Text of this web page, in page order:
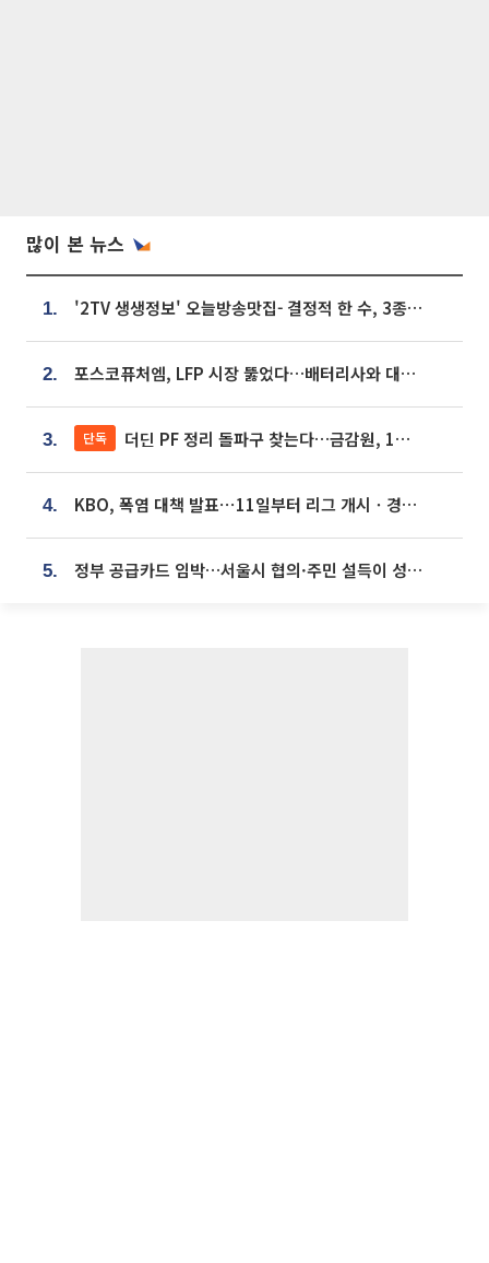
많이 본 뉴스
1. '2TV 생생정보' 오늘방송맛집- 결정적 한 수, 3종 메밀면! 메밀 소바 맛집 '의○○○○'
2. 포스코퓨처엠, LFP 시장 뚫었다…배터리사와 대규모 장기 공급 합의
3. 단독 더딘 PF 정리 돌파구 찾는다…금감원, 1년 반 만에 매각설명회 재개
4. KBO, 폭염 대책 발표⋯11일부터 리그 개시ㆍ경기 오후 7시 시작
5. 정부 공급카드 임박…서울시 협의·주민 설득이 성패 가른다 [부동산 해법 전쟁]